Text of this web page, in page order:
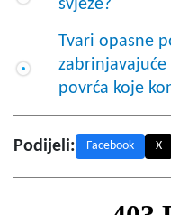
svježe?
Tvari opasne
povrća koje
Podijeli: Facebook X